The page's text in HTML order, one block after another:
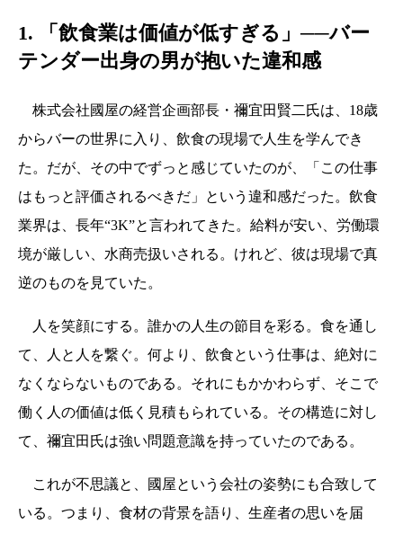
1. 「飲食業は価値が低すぎる」──バー
テンダー出身の男が抱いた違和感
株式会社國屋の経営企画部長・禰宜田賢二氏は、18歳
からバーの世界に入り、飲食の現場で人生を学んでき
た。だが、その中でずっと感じていたのが、「この仕事
はもっと評価されるべきだ」という違和感だった。飲食
業界は、長年“3K”と言われてきた。給料が安い、労働環
境が厳しい、水商売扱いされる。けれど、彼は現場で真
逆のものを見ていた。
人を笑顔にする。誰かの人生の節目を彩る。食を通し
て、人と人を繋ぐ。何より、飲食という仕事は、絶対に
なくならないものである。それにもかかわらず、そこで
働く人の価値は低く見積もられている。その構造に対し
て、禰宜田氏は強い問題意識を持っていたのである。
これが不思議と、國屋という会社の姿勢にも合致して
いる。つまり、食材の背景を語り、生産者の思いを届